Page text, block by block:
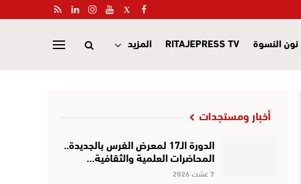
نون النسوة RITAJEPRESS TV المزيد
أخبار ومستجدات
الدورة الـ17 لمعرض الفرس بالجديدة..
المحاضرات العلمية والثقافية…
7 غشت 2026